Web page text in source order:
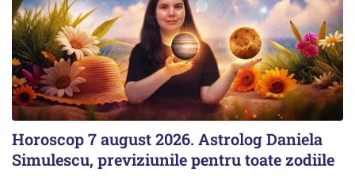
Horoscop 7 august 2026. Astrolog Daniela
Simulescu, previziunile pentru toate zodiile